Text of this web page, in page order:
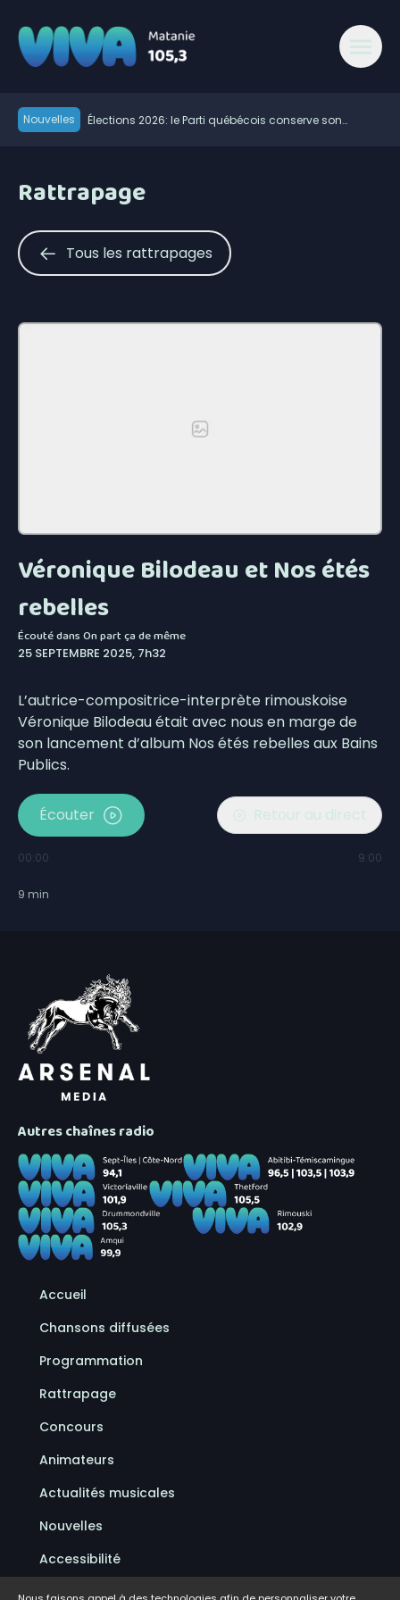
Nouvelles
Élections 2026: le Parti québécois conserve son
de la division masculine de la Ligue de balle de L’Est
Les travaux d’asphaltage reprendront à Saint-Ulric
Tour ce 7 août
Début de la 38e campagne de porte-à-porte de
l’Association du cancer de l’Est du Québec
Rouler entre Saint-Jean-sur-Richelieu et Sayabec
Les expropriés du Parc Forillon réclament leurs biens
Rattrapage
Tous les rattrapages
Véronique Bilodeau et Nos étés
rebelles
Écouté dansOn part ça de même
25 SEPTEMBRE 2025, 7h32
L’autrice-compositrice-interprète rimouskoise
Véronique Bilodeau était avec nous en marge de
son lancement d’album Nos étés rebelles aux Bains
Publics.
Écouter Retour au direct
00:00 9:00
9 min
Autres chaînes radio
Accueil
Chansons diffusées
Programmation
Rattrapage
Concours
Animateurs
Actualités musicales
Nouvelles
Accessibilité
Politique de confidentialité